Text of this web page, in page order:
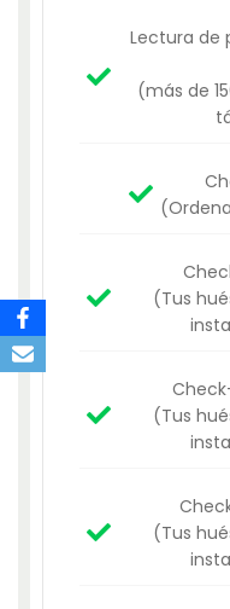
Lectura de
(más de
(Tus
(Tus
(Tus